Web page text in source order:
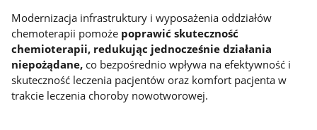
Modernizacja infrastruktury i wyposażenia oddziałów
chemoterapii pomoże poprawić skuteczność
chemioterapii, redukując jednocześnie działania
niepożądane, co bezpośrednio wpływa na efektywność i
skuteczność leczenia pacjentów oraz komfort pacjenta w
trakcie leczenia choroby nowotworowej.